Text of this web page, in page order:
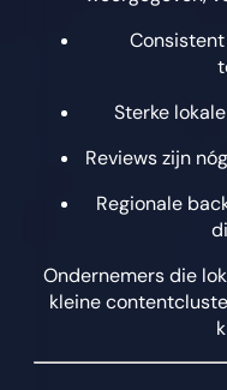
Sterke
Reviews zijn
Regionale
Ondernemers die
kleine